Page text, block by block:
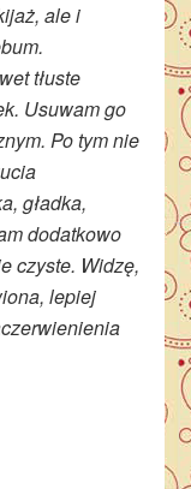
ale i
tłuste
Usuwam go
Po tym nie
gładka,
dodatkowo
czyste. Widzę,
lepiej